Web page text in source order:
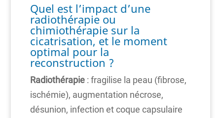
Quel est l’impact d’une
radiothérapie ou
chimiothérapie sur la
cicatrisation, et le moment
optimal pour la
reconstruction ?
Radiothérapie: fragilise la peau (fibrose,
ischémie), augmentation nécrose,
désunion, infection et coque capsulaire